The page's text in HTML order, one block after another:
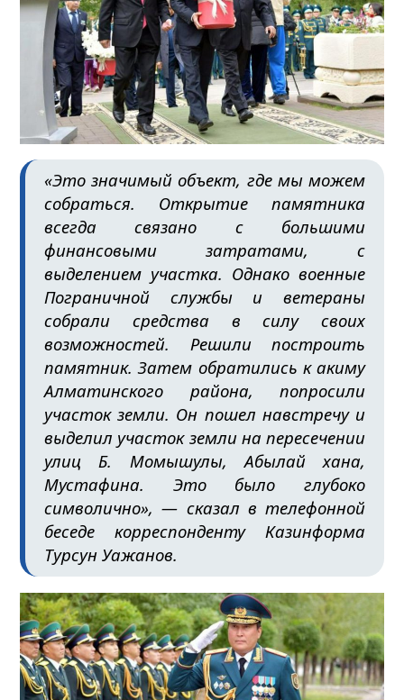
«Это значимый объект, где мы можем
собраться. Открытие памятника
всегда связано с большими
финансовыми затратами, с
выделением участка. Однако военные
Пограничной службы и ветераны
собрали средства в силу своих
возможностей. Решили построить
памятник. Затем обратились к акиму
Алматинского района, попросили
участок земли. Он пошел навстречу и
выделил участок земли на пересечении
улиц Б. Момышулы, Абылай хана,
Мустафина. Это было глубоко
символично», — сказал в телефонной
беседе корреспонденту Казинформа
Турсун Уажанов.